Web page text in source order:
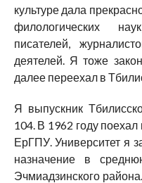
культуре дала
филологических
писателей,
деятелей. Я тоже
далее переехал в
Я выпускник
104. В 1962 году
ЕрГПУ. Университет я
назначение в
Эчмиадзинского